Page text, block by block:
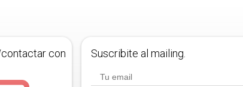
con
Suscribite al mailing.